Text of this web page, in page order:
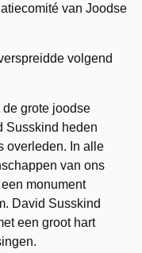
van Joodse
volgend
grote joodse
Susskind heden
overleden. In alle
van ons
monument
David Susskind
een groot hart